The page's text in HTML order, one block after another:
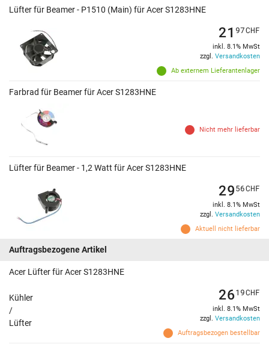
Lüfter für Beamer - P1510 (Main) für Acer S1283HNE
Ab externem Lieferantenlager
21 97CHF
inkl. 8.1% MwSt
zzgl. Versandkosten
Farbrad für Beamer für Acer S1283HNE
Nicht mehr lieferbar
Lüfter für Beamer - 1,2 Watt für Acer S1283HNE
Aktuell nicht lieferbar
2956CHF
inkl. 8.1% MwSt
zzgl. Versandkosten
Auftragsbezogene Artikel
Acer Lüfter für Acer S1283HNE
Kühler
/
Lüfter
Auftragsbezogen bestellbar
2619CHF
inkl. 8.1% MwSt
zzgl. Versandkosten